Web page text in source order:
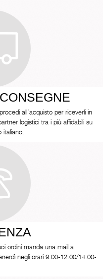
all’acquisto per riceverli in
logistici tra i più affidabili su
italiano.
ordini manda una mail a
negli orari 9.00-12.00/14.00-